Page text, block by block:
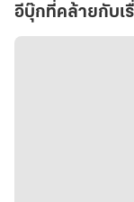
โหวผู้ภักดีจึงยอมสะบั้
ความยุติธรรม!
อีบุ๊กที่คล้ายกับเ